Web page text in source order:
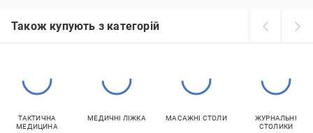
Також купують з категорій
ТАКТИЧНА
МЕДИЦИНА
МЕДИЧНІ ЛІЖКА МАСАЖНІ СТОЛИ
ЖУРНАЛЬНІ
СТОЛИКИ